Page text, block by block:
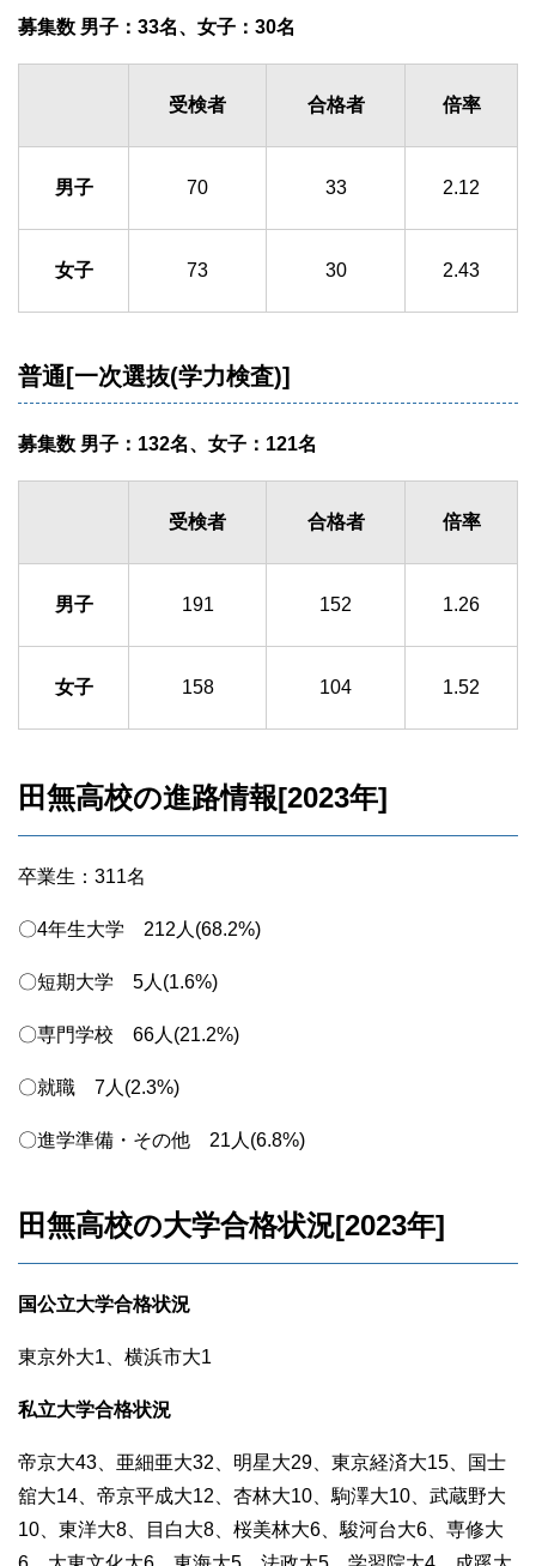
募集数 男子：33名、女子：30名
受検者 合格者 倍率
男子 70 33 2.12
女子 73 30 2.43
普通[一次選抜(学力検査)]
募集数 男子：132名、女子：121名
受検者 合格者 倍率
男子 191 152 1.26
女子 158 104 1.52
田無高校の進路情報[2023年]
卒業生：311名
〇4年生大学 212人(68.2%)
〇短期大学 5人(1.6%)
〇専門学校 66人(21.2%)
〇就職 7人(2.3%)
〇進学準備・その他 21人(6.8%)
田無高校の大学合格状況[2023年]
国公立大学合格状況
東京外大1、横浜市大1
私立大学合格状況
帝京大43、亜細亜大32、明星大29、東京経済大15、国士
舘大14、帝京平成大12、杏林大10、駒澤大10、武蔵野大
10、東洋大8、目白大8、桜美林大6、駿河台大6、専修大